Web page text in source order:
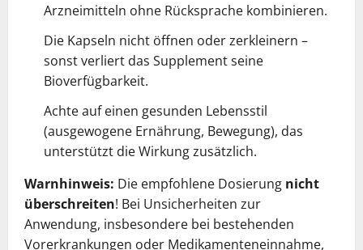
Arzneimitteln ohne Rücksprache kombinieren.
Die Kapseln nicht öffnen oder zerkleinern –
sonst verliert das Supplement seine
Bioverfügbarkeit.
Achte auf einen gesunden Lebensstil
(ausgewogene Ernährung, Bewegung), das
unterstützt die Wirkung zusätzlich.
Warnhinweis: Die empfohlene Dosierung nicht
überschreiten! Bei Unsicherheiten zur
Anwendung, insbesondere bei bestehenden
Vorerkrankungen oder Medikamenteneinnahme,